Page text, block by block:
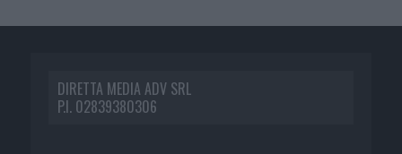
DIRETTA MEDIA ADV SRL
P.I. 02839380306